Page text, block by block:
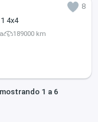
8
4x4
189000 km
1 a 6